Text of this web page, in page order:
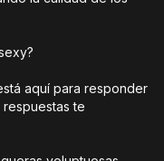
aquí para responder
respuestas te